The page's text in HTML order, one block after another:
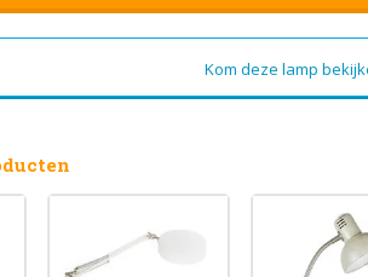
Kom deze lamp